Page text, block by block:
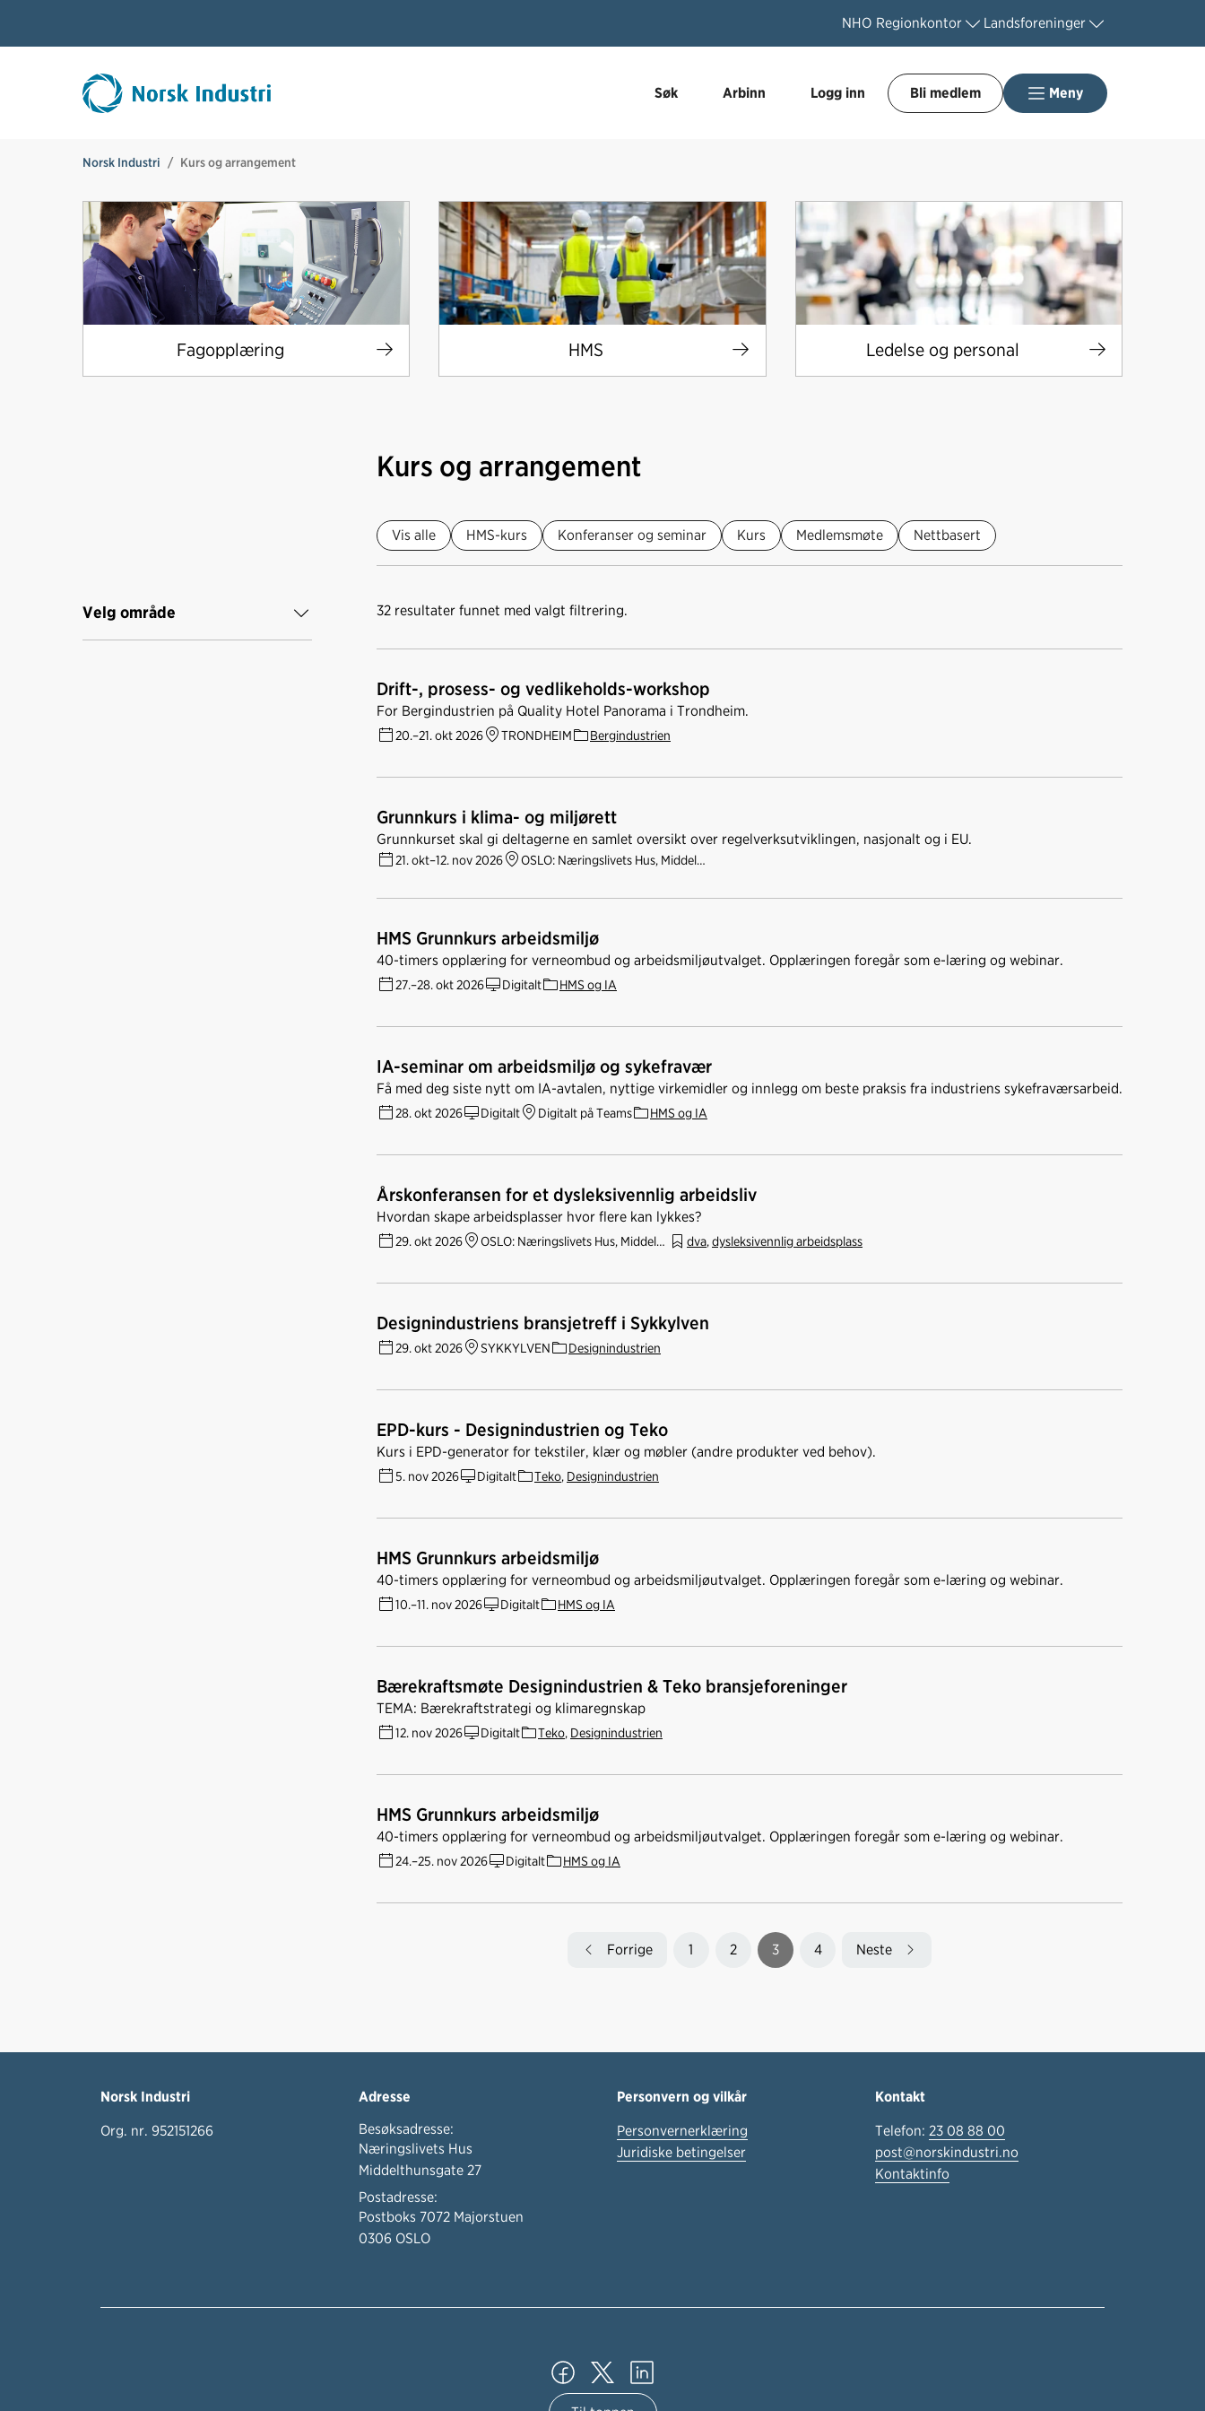
NHO Regionkontor Landsforeninger
Søk Arbinn Logg inn Bli medlem Meny
Norsk Industri Kurs og arrangement
Fagopplæring HMS Ledelse og personal
Kurs og arrangement
Vis alle HMS-kurs Konferanser og seminar Kurs Medlemsmøte Nettbasert
Velg område 32 resultater funnet med valgt filtrering.
Drift-, prosess- og vedlikeholds-workshop
For Bergindustrien på Quality Hotel Panorama i Trondheim.
20.–21. okt 2026 TRONDHEIM Bergindustrien
Grunnkurs i klima- og miljørett
Grunnkurset skal gi deltagerne en samlet oversikt over regelverksutviklingen, nasjonalt og i EU.
21. okt–12. nov 2026 OSLO: Næringslivets Hus, Middelthuns gate 27
HMS Grunnkurs arbeidsmiljø
40-timers opplæring for verneombud og arbeidsmiljøutvalget. Opplæringen foregår som e-læring og webinar.
27.–28. okt 2026 Digitalt HMS og IA
IA-seminar om arbeidsmiljø og sykefravær
Få med deg siste nytt om IA-avtalen, nyttige virkemidler og innlegg om beste praksis fra industriens sykefraværsarbeid.
28. okt 2026 Digitalt Digitalt på Teams HMS og IA
Årskonferansen for et dysleksivennlig arbeidsliv
Hvordan skape arbeidsplasser hvor flere kan lykkes?
29. okt 2026 OSLO: Næringslivets Hus, Middelthuns gate 27 dva,dysleksivennlig arbeidsplass
Designindustriens bransjetreff i Sykkylven
29. okt 2026 SYKKYLVEN Designindustrien
EPD-kurs - Designindustrien og Teko
Kurs i EPD-generator for tekstiler, klær og møbler (andre produkter ved behov).
5. nov 2026 Digitalt Teko, Designindustrien
HMS Grunnkurs arbeidsmiljø
40-timers opplæring for verneombud og arbeidsmiljøutvalget. Opplæringen foregår som e-læring og webinar.
10.–11. nov 2026 Digitalt HMS og IA
Bærekraftsmøte Designindustrien & Teko bransjeforeninger
TEMA: Bærekraftstrategi og klimaregnskap
12. nov 2026 Digitalt Teko, Designindustrien
HMS Grunnkurs arbeidsmiljø
40-timers opplæring for verneombud og arbeidsmiljøutvalget. Opplæringen foregår som e-læring og webinar.
24.–25. nov 2026 Digitalt HMS og IA
Forrige 1 2 3 4 Neste
Norsk Industri
Org. nr. 952151266
Adresse
Besøksadresse:
Næringslivets Hus
Middelthunsgate 27
Postadresse:
Postboks 7072 Majorstuen
0306 OSLO
Personvern og vilkår
Personvernerklæring
Juridiske betingelser
Kontakt
Telefon: 23 08 88 00
post@norskindustri.no
Kontaktinfo